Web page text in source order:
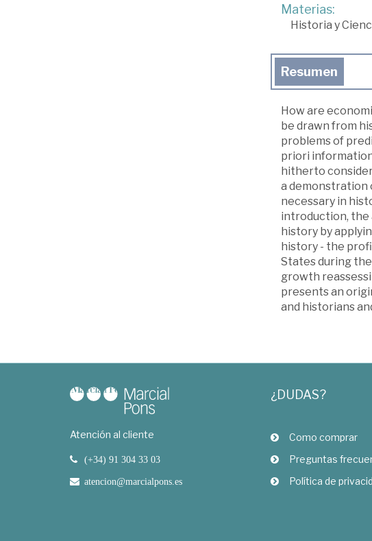
Materias:
Historia y
Resumen
How are
be drawn from
problems of
priori
hitherto
a demonstration
necessary in
introduction, the
history by
history - the
States during
growth
presents an
and historians
Atención al cliente
(+34) 91 304 33 03
atencion@marcialpons.es
¿DUDAS?
Como comprar
Preguntas
Política de